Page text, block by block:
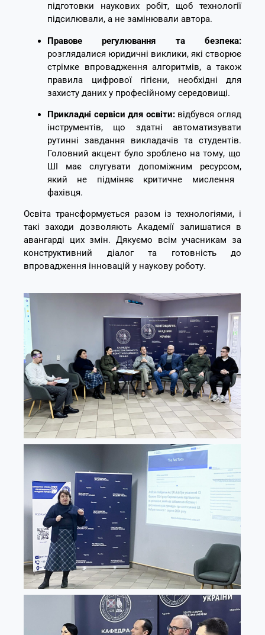
підготовки наукових робіт, щоб технології
підсилювали, а не замінювали автора.
Правове регулювання та безпека:
розглядалися юридичні виклики, які створює
стрімке впровадження алгоритмів, а також
правила цифрової гігієни, необхідні для
захисту даних у професійному середовищі.
Прикладні сервіси для освіти:відбувся огляд
інструментів, що здатні автоматизувати
рутинні завдання викладачів та студентів.
Головний акцент було зроблено на тому, що
ШІ має слугувати допоміжним ресурсом,
який не підміняє критичне мислення
фахівця.
Освіта трансформується разом із технологіями, і
такі заходи дозволяють Академії залишатися в
авангарді цих змін. Дякуємо всім учасникам за
конструктивний діалог та готовність до
впровадження інновацій у наукову роботу.